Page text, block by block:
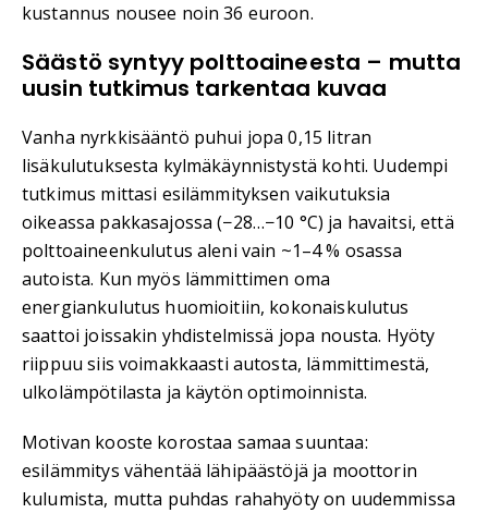
kustannus nousee noin 36 euroon.
Säästö syntyy polttoaineesta – mutta
uusin tutkimus tarkentaa kuvaa
Vanha nyrkkisääntö puhui jopa 0,15 litran
lisäkulutuksesta kylmäkäynnistystä kohti. Uudempi
tutkimus mittasi esilämmityksen vaikutuksia
oikeassa pakkasajossa (−28…−10 °C) ja havaitsi, että
polttoaineenkulutus aleni vain ~1–4 % osassa
autoista. Kun myös lämmittimen oma
energiankulutus huomioitiin, kokonaiskulutus
saattoi joissakin yhdistelmissä jopa nousta. Hyöty
riippuu siis voimakkaasti autosta, lämmittimestä,
ulkolämpötilasta ja käytön optimoinnista.
Motivan kooste korostaa samaa suuntaa:
esilämmitys vähentää lähipäästöjä ja moottorin
kulumista, mutta puhdas rahahyöty on uudemmissa